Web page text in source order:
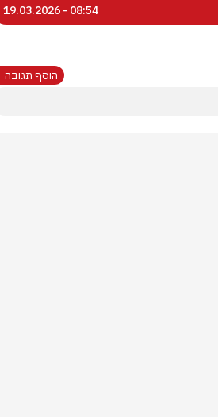
08:54 - 19.03.2026
הוסף תגובה